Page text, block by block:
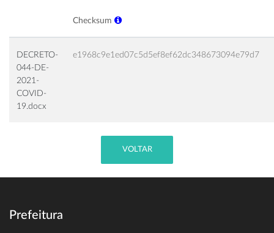
Checksum
DECRETO-
044-DE-
2021-
COVID-
19.docx
e1968c9e1ed07c5d5ef8ef62dc348673094e79d7
VOLTAR
Prefeitura